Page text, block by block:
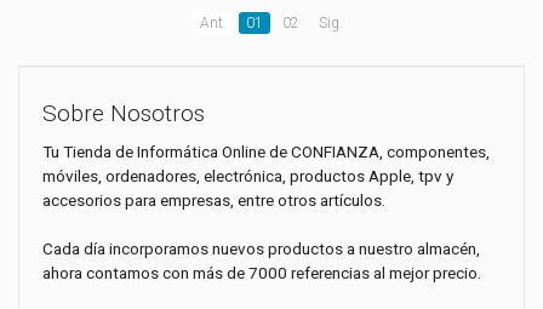
Ant. 01 02 Sig.
Sobre Nosotros
Tu Tienda de Informática Online de CONFIANZA, componentes,
móviles, ordenadores, electrónica, productos Apple, tpv y
accesorios para empresas, entre otros artículos.
Cada día incorporamos nuevos productos a nuestro almacén,
ahora contamos con más de 7000 referencias al mejor precio.